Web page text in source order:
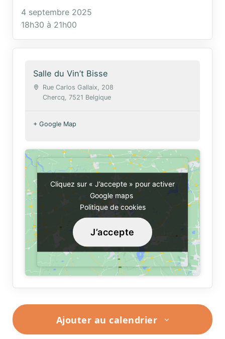
4 septembre 2025
18h30 à 21h00
Salle du Vin’t Bisse
Rue Carlos Gallaix, 208
Chercq, 7521 Belgique
+ Google Map
Cliquez sur « J’accepte » pour activer
Google maps
Politique de cookies
J’accepte
Cliquez sur « J’accepte » pour activer
Google maps
Politique de cookies
J’accepte
Ajouter au calendrier